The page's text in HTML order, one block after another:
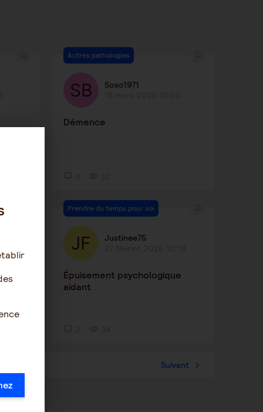
Autres pathologies
Soso1971
Démence
Prendre du temps pour soi
Justinee75
Épuisement psychologique
aidant
Suivant